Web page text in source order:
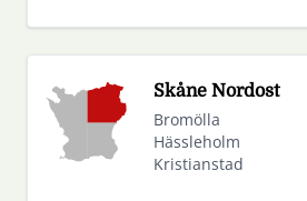
Skåne Nordost
Bromölla
Hässleholm
Kristianstad